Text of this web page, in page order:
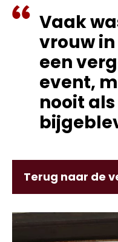
Vaak
vrouw
een
event,
nooit
Terug naar de